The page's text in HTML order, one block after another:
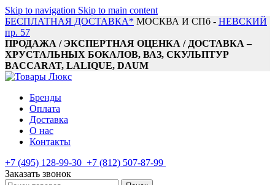
Skip to navigation Skip to main content
БЕСПЛАТНАЯ ДОСТАВКА* МОСКВА И СПб - НЕВСКИЙ
пр. 57
ПРОДАЖА / ЭКСПЕРТНАЯ ОЦЕНКА / ДОСТАВКА –
ХРУСТАЛЬНЫХ БОКАЛОВ, ВАЗ, СКУЛЬПТУР
BACCARAT, LALIQUE, DAUM
Бренды
Оплата
Доставка
О нас
Контакты
+7 (495) 128-99-30 +7 (812) 507-87-99
Заказать звонок